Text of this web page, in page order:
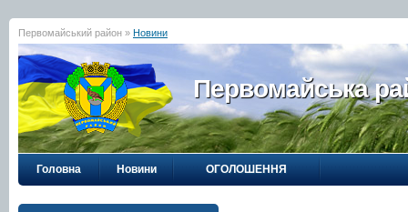
Первомайський район » Новини
Первомайська
Головна Новини ОГОЛОШЕННЯ